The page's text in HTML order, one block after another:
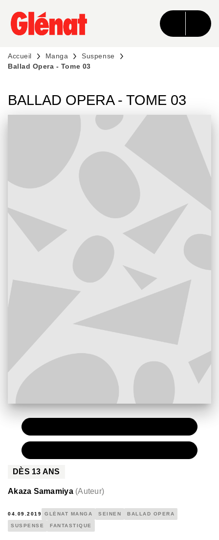
MENU RECHERCHE CONTENU
PIED DE PAGE
Accueil Manga
Suspense
Ballad Opera - Tome 03
BALLAD OPERA - TOME 03
DÈS 13 ANS
Akaza Samamiya (Auteur)
04.09.2019 GLÉNAT MANGA SEINEN BALLAD OPERA
SUSPENSE FANTASTIQUE